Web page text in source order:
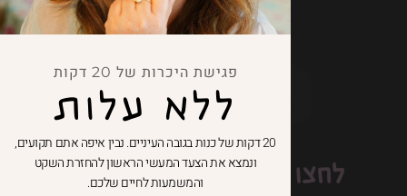
לחצו כאן וקבלו 10% הנחה
פגישת היכרות של 20 דקות
ללא עלות
20 דקות של כנות בגובה העיניים. נבין איפה אתם תקועים,
ונמצא את הצעד המעשי הראשון להחזרת השקט
והמשמעות לחיים שלכם.